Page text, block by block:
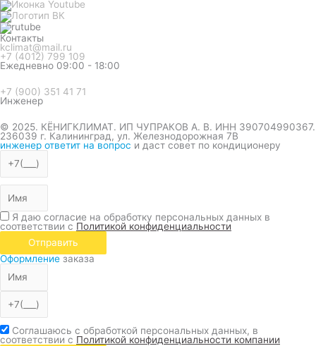
Контакты
kclimat@mail.ru
+7 (4012) 799 109
Ежедневно 09:00 - 18:00
+7 (900) 351 41 71
Инженер
© 2025. КЁНИГКЛИМАТ. ИП ЧУПРАКОВ А. В. ИНН 390704990367.
236039 г. Калининград, ул. Железнодорожная 7В
инженер ответит на вопрос и даст совет по кондиционеру
Я даю согласие на обработку персональных данных в
соответствии с Политикой конфиденциальности
Отправить
Оформление заказа
Соглашаюсь с обработкой персональных данных, в
соответствии с Политикой конфиденциальности компании